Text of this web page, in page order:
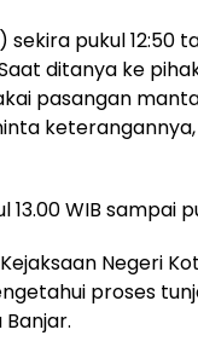
pukul 12:50
ditanya ke
pasangan
WIB sampai
Negeri
proses